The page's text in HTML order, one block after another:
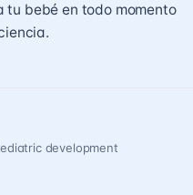
tu bebé en todo momento
development